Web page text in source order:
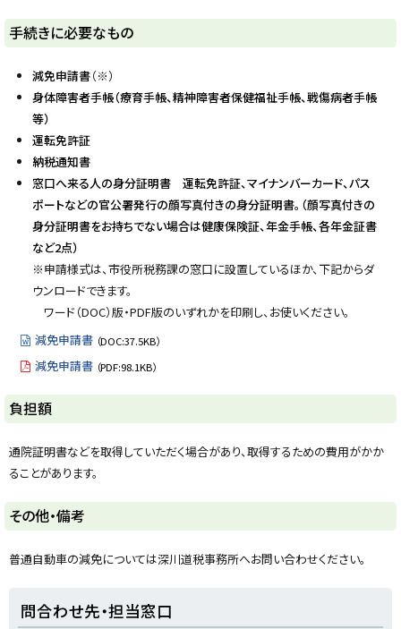
ト
ッ
プ
に
る
手続きに必要なもの
減免申請書（※）
身体障害者手帳（療育手帳、精神障害者保健福祉手帳、戦傷病者手帳
等）
運転免許証
納税通知書
窓口へ来る人の身分証明書 運転免許証、マイナンバーカード、パス
ポートなどの官公署発行の顔写真付きの身分証明書。（顔写真付きの
身分証明書をお持ちでない場合は健康保険証、年金手帳、各年金証書
など2点）
※申請様式は、市役所税務課の窓口に設置しているほか、下記からダ
ウンロードできます。
ワード（DOC）版・PDF版のいずれかを印刷し、お使いください。
減免申請書 （DOC:37.5KB）
減免申請書 （PDF:98.1KB）
ト
ッ
プ
に
る
負担額
通院証明書などを取得していただく場合があり、取得するための費用がかか
ることがあります。
ト
ッ
プ
その他・備考
普通自動車の減免については深川道税事務所へお問い合わせください。
問合わせ先・担当窓口